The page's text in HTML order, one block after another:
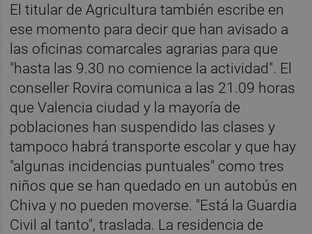
El titular de Agricultura también escribe en
ese momento para decir que han avisado a
las oficinas comarcales agrarias para que
"hasta las 9.30 no comience la actividad". El
conseller Rovira comunica a las 21.09 horas
que Valencia ciudad y la mayoría de
poblaciones han suspendido las clases y
tampoco habrá transporte escolar y que hay
"algunas incidencias puntuales" como tres
niños que se han quedado en un autobús en
Chiva y no pueden moverse. "Está la Guardia
Civil al tanto", traslada. La residencia de